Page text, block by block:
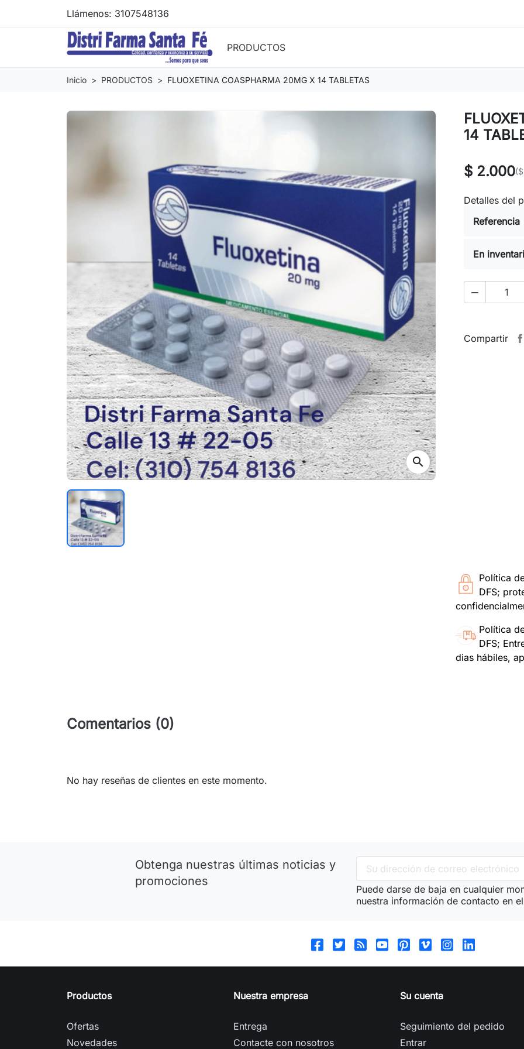
Llámenos: 3107548136
PRODUCTOS
Inicio PRODUCTOS FLUOXETINA COASPHARMA 20MG X 14 TABLETAS
search
14
$ 2.000
Detalles del
Referencia
En

Compartir
Política
DFS;
Política
DFS;
dias hábiles,
Comentarios (0)
No hay reseñas de clientes en este momento.
Obtenga nuestras últimas noticias y
promociones
Puede darse de baja en cualquier
nuestra información de contacto en
Productos
Ofertas
Novedades
Nuestra empresa
Entrega
Contacte con nosotros
Su cuenta
Seguimiento del pedido
Entrar